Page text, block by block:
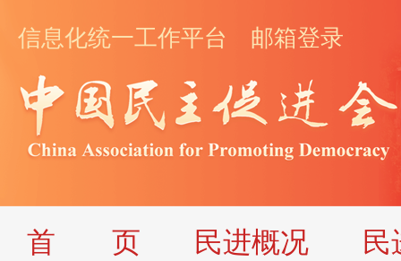
信息化统一工作平台 邮箱登录
首 页 民进概况
民